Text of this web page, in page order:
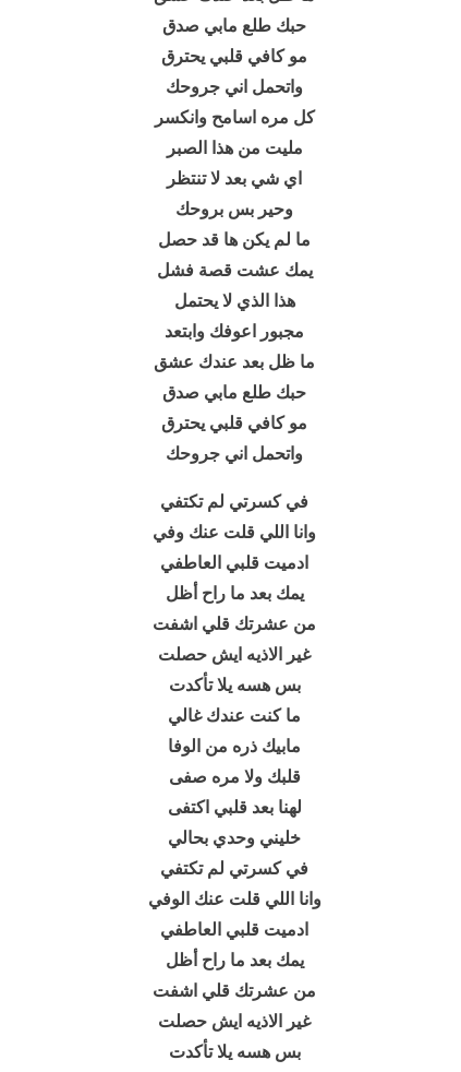
حبك طلع مابي صدق
مو كافي قلبي يحترق
واتحمل اني جروحك
كل مره اسامح وانكسر
مليت من هذا الصبر
اي شي بعد لا تنتظر
وحير بس بروحك
ما لم يكن ها قد حصل
يمك عشت قصة فشل
هذا الذي لا يحتمل
مجبور اعوفك وابتعد
ما ظل بعد عندك عشق
حبك طلع مابي صدق
مو كافي قلبي يحترق
واتحمل اني جروحك
في كسرتي لم تكتفي
وانا اللي قلت عنك وفي
ادميت قلبي العاطفي
يمك بعد ما راح أظل
من عشرتك قلي اشفت
غير الاذيه ايش حصلت
بس هسه يلا تأكدت
ما كنت عندك غالي
مابيك ذره من الوفا
قلبك ولا مره صفى
لهنا بعد قلبي اكتفى
خليني وحدي بحالي
في كسرتي لم تكتفي
وانا اللي قلت عنك الوفي
ادميت قلبي العاطفي
يمك بعد ما راح أظل
من عشرتك قلي اشفت
غير الاذيه ايش حصلت
بس هسه يلا تأكدت